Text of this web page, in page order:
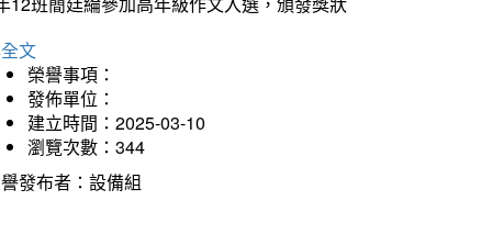
文
榮譽事項：
發佈單位：
建立時間：2025-03-10
瀏覽次數：344
發布者：設備組